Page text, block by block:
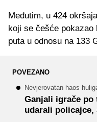
Međutim, u 424
koji se češće pokazao
puta u odnosu na 133
POVEZANO
Nevjerovatan haos
Ganjali igrače
udarali